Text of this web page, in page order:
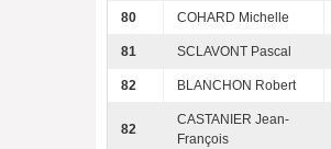
80 COHARD Michelle
81 SCLAVONT Pascal
82 BLANCHON Robert
82
CASTANIER Jean-
François